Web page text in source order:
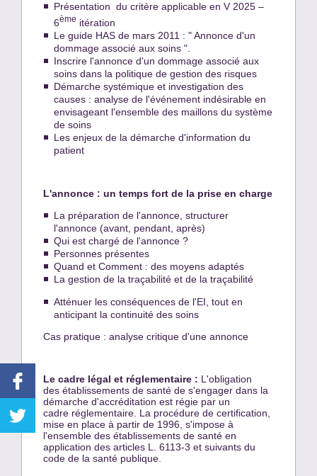
Présentation du critère applicable en V 2025 –
6ème itération
Le guide HAS de mars 2011 : " Annonce d'un
dommage associé aux soins ".
Inscrire l'annonce d'un dommage associé aux
soins dans la politique de gestion des risques
Démarche systémique et investigation des
causes : analyse de l'événement indésirable en
envisageant l'ensemble des maillons du système
de soins
Les enjeux de la démarche d'information du
patient
L'annonce : un temps fort de la prise en charge
La préparation de l'annonce, structurer
l'annonce (avant, pendant, après)
Qui est chargé de l'annonce ?
Personnes présentes
Quand et Comment : des moyens adaptés
La gestion de la traçabilité et de la traçabilité
Atténuer les conséquences de l'EI, tout en
anticipant la continuité des soins
Cas pratique : analyse critique d'une annonce
Le cadre légal et réglementaire : L'obligation
des établissements de santé de s'engager dans la
démarche d'accréditation est régie par un
cadre réglementaire. La procédure de certification,
mise en place à partir de 1996, s'impose à
l'ensemble des établissements de santé en
application des articles L. 6113-3 et suivants du
code de la santé publique.